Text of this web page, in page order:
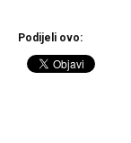
Podijeli ovo: